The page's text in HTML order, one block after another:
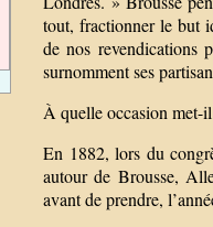
tout, fractionner le but
de nos revendications
surnomment ses
À quelle occasion met-
En 1882, lors du
autour de Brousse,
avant de prendre,